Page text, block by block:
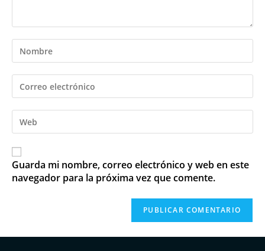
Guarda mi nombre, correo electrónico y web en este
navegador para la próxima vez que comente.